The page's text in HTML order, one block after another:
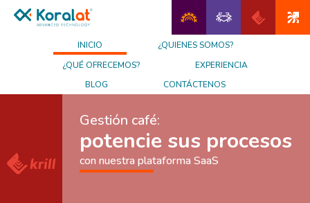
INICIO
¿QUIENES SOMOS?
¿QUÉ OFRECEMOS?
EXPERIENCIA
BLOG
CONTÁCTENOS
Gestión café:
potencie sus procesos
con nuestra plataforma SaaS